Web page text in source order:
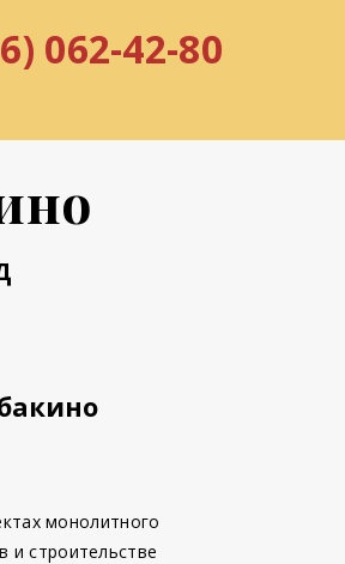
062-42-80
монолитного
и строительстве